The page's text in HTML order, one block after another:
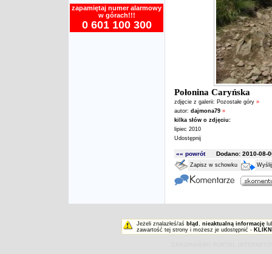
zapamiętaj numer alarmowy
w górach!!!
0 601 100 300
Połonina Caryńska
zdjęcie z galerii: Pozostałe góry »
autor: dajmona79 »
kilka słów o zdjęciu:
lipiec 2010
Udostępnij
«« powrótDodano: 2010-08-
Zapisz w schowku
Jeżeli znalazłeś/aś błąd , nieaktualną informację
zawartość tej strony i możesz je udostępnić -